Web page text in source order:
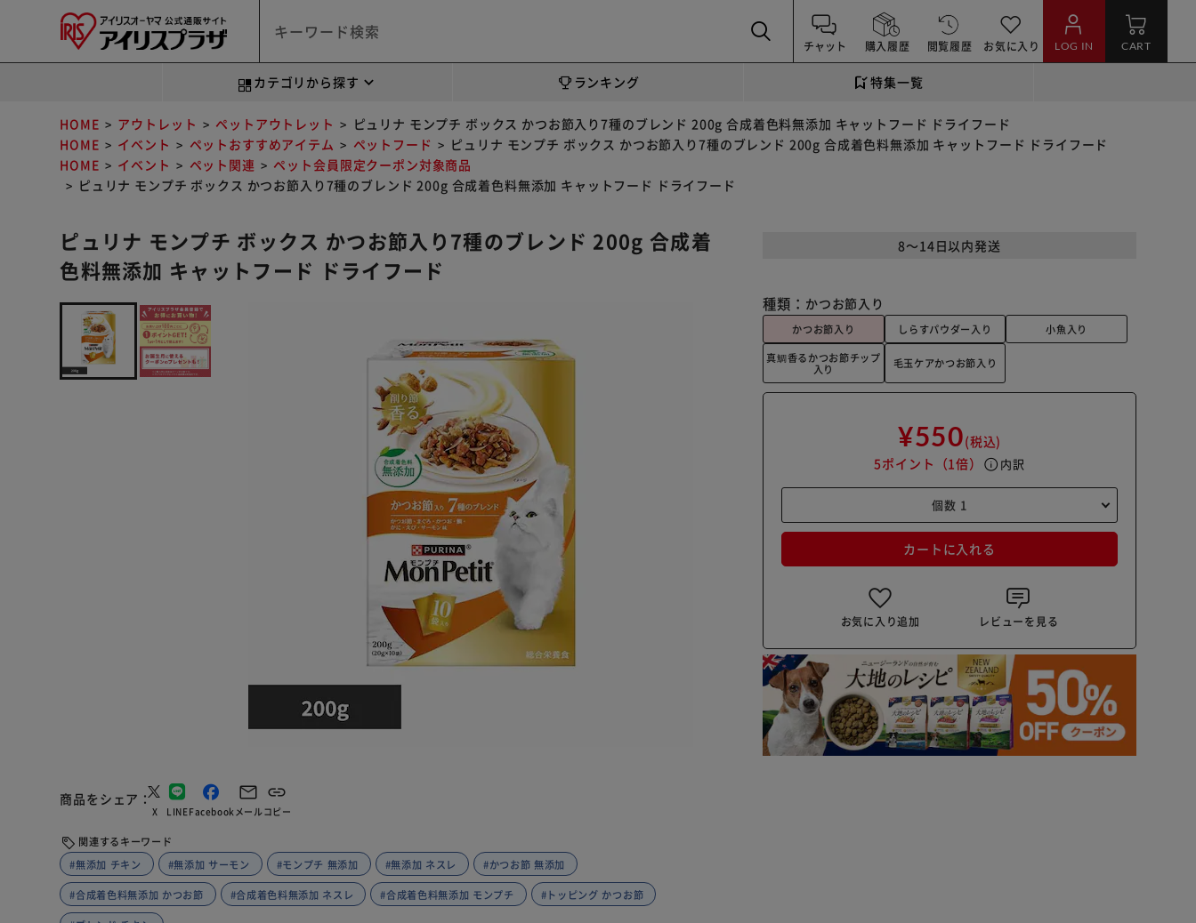
チャット 購入履歴 閲覧履歴 お気に入り LOG IN CART
カテゴリから探す ランキング 特集一覧
HOME アウトレット ペットアウトレット
ピュリナ モンプチ ボックス かつお節入り7種のブレンド 200g 合成着色料無添加 キャットフード ドライフード
HOME
イベント ペットおすすめアイテム ペットフード
ピュリナ モンプチ ボックス かつお節入り7種のブレンド 200g 合成着色料無添加 キャットフード ドライフード
HOME
イベント ペット関連
ペット会員限定クーポン対象商品
ピュリナ モンプチ ボックス かつお節入り7種のブレンド 200g 合成着色料無添加 キャットフード ドライフード
ピュリナ モンプチ ボックス かつお節入り7種のブレンド 200g 合成着
色料無添加 キャットフード ドライフード
商品をシェア
X LINEFacebookメールコピー
関連するキーワード
#無添加 チキン
#無添加 サーモン #モンプチ 無添加 #無添加 ネスレ #かつお節 無添加
#合成着色料無添加 かつお節 #合成着色料無添加 ネスレ #合成着色料無添加 モンプチ #トッピング かつお節
8～14日以内発送
種類： かつお節入り
かつお節入り しらすパウダー入り
小魚入り
真鯛香るかつお節チップ
入り
毛玉ケアかつお節入り
¥550(税込)
5ポイント （1倍） info 内訳
カートに入れる
お気に入り追加 レビューを見る